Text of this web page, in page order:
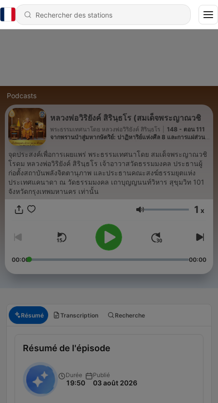
Podcasts
หลวงพ่อวิริยังค์ สิรินฺธโร (สมเด็จพระญาณวชิ
พระธรรมเทศนาโดย หลวงพ่อวิริยังค์ สิรินฺธโร
148 - ตอน 111
จากพรานป่าสู่มหากษัตริย์: ปาฏิหาริย์แห่งศีล 8 และการแผ่ส่วน
วิริยังค์ สิรินฺธโร)
จุดประสงค์เพื่อการเผยแพร่ พระธรรมเทศนาโดย สมเด็จพระญาณวชิ
โรดม หลวงพ่อวิริยังค์ สิรินฺธโร เจ้าอาวาสวัดธรรมมงคล ประธานผู้
ก่อตั้งสถาบันพลังจิตตานุภาพ และประธานคณะสงฆ์ธรรมยุตแห่ง
ประเทศแคนาดา ณ วัดธรรมมงคล เถาบุญญนนท์วิหาร สุขุมวิท 101
จังหวัดกรุงเทพมหานคร เท่านั้น
Volume 1 x
00:00 00:00
Résumé Transcription Recherche
Résumé de l'épisode
Durée
19:50
Publié
03 août 2026